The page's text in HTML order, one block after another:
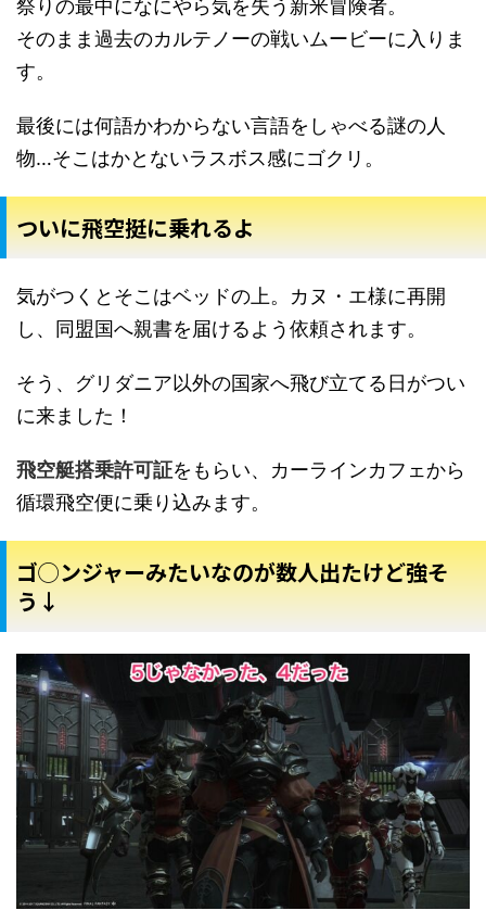
祭りの最中になにやら気を失う新米冒険者。
そのまま過去のカルテノーの戦いムービーに入りま
す。
最後には何語かわからない言語をしゃべる謎の人
物…そこはかとないラスボス感にゴクリ。
ついに飛空挺に乗れるよ
気がつくとそこはベッドの上。カヌ・エ様に再開
し、同盟国へ親書を届けるよう依頼されます。
そう、グリダニア以外の国家へ飛び立てる日がつい
に来ました！
飛空艇搭乗許可証をもらい、カーラインカフェから
循環飛空便に乗り込みます。
ゴ◯ンジャーみたいなのが数人出たけど強そ
う↓